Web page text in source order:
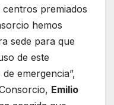
premiados
hemos
sede para que
de este
emergencia”,
Emilio